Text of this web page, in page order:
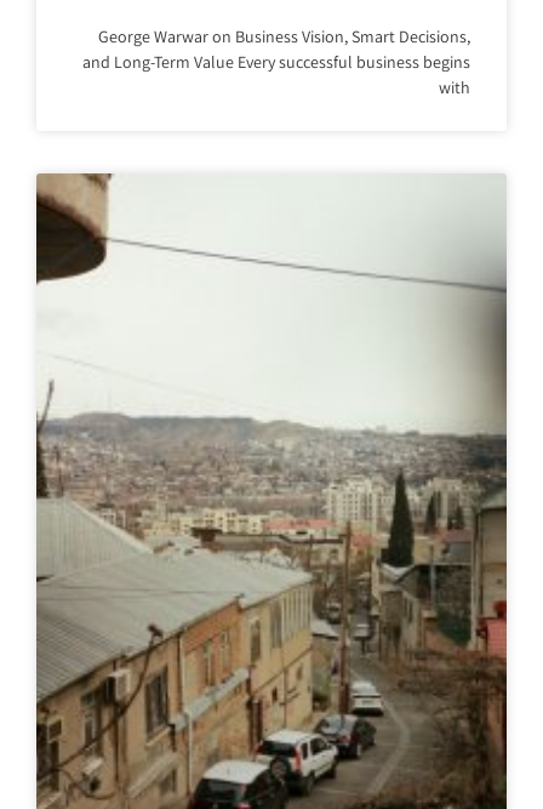
George Warwar on Business Vision, Smart Decisions,
and Long-Term Value Every successful business begins
with